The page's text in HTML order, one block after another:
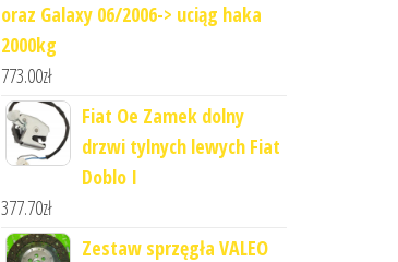
oraz Galaxy 06/2006-> uciąg haka
2000kg
773.00zł
Fiat Oe Zamek dolny
drzwi tylnych lewych Fiat
Doblo I
377.70zł
Zestaw sprzęgła VALEO